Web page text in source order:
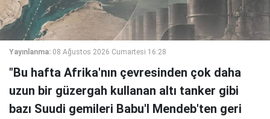
Yayınlanma: 08 Ağustos 2026 Cumartesi 16:28
"Bu hafta Afrika'nın çevresinden çok daha
uzun bir güzergah kullanan altı tanker gibi
bazı Suudi gemileri Babu'l Mendeb'ten geri